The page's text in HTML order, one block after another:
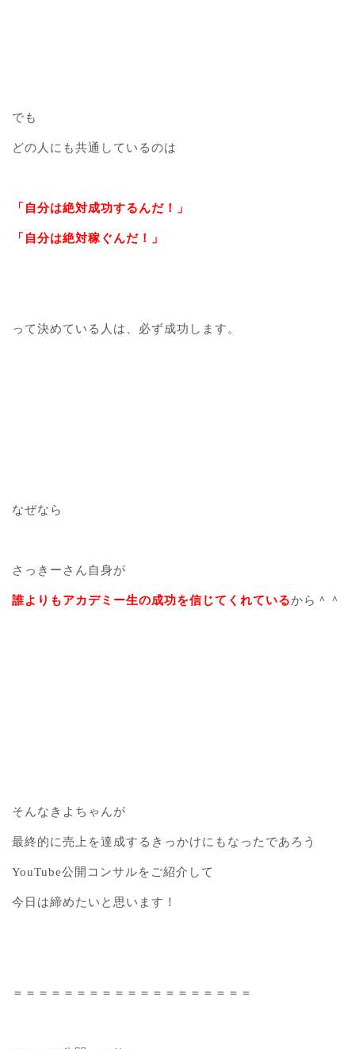
でも
どの人にも共通しているのは
「自分は絶対成功するんだ！」
「自分は絶対稼ぐんだ！」
って決めている人は、必ず成功します。
なぜなら
さっきーさん自身が
誰よりもアカデミー生の成功を信じてくれているから＾＾
そんなきよちゃんが
最終的に売上を達成するきっかけにもなったであろう
YouTube公開コンサルをご紹介して
今日は締めたいと思います！
＝＝＝＝＝＝＝＝＝＝＝＝＝＝＝＝＝＝＝